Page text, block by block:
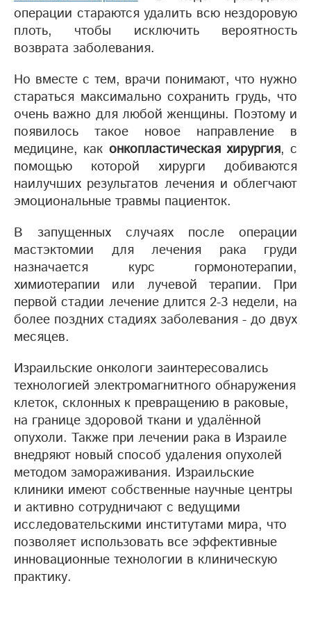
операции стараются удалить всю нездоровую
плоть, чтобы исключить вероятность
возврата заболевания.
Но вместе с тем, врачи понимают, что нужно
стараться максимально сохранить грудь, что
очень важно для любой женщины. Поэтому и
появилось такое новое направление в
медицине, как онкопластическая хирургия, с
помощью которой хирурги добиваются
наилучших результатов лечения и облегчают
эмоциональные травмы пациенток.
В запущенных случаях после операции
мастэктомии для лечения рака груди
назначается курс гормонотерапии,
химиотерапии или лучевой терапии. При
первой стадии лечение длится 2-3 недели, на
более поздних стадиях заболевания - до двух
месяцев.
Израильские онкологи заинтересовались
технологией электромагнитного обнаружения
клеток, склонных к превращению в раковые,
на границе здоровой ткани и удалённой
опухоли. Также при лечении рака в Израиле
внедряют новый способ удаления опухолей
методом замораживания. Израильские
клиники имеют собственные научные центры
и активно сотрудничают с ведущими
исследовательскими институтами мира, что
позволяет использовать все эффективные
инновационные технологии в клиническую
практику.